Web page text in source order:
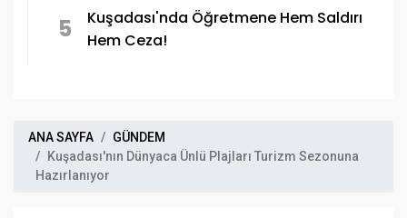
5
Kuşadası'nda Öğretmene Hem Saldırı
Hem Ceza!
ANA SAYFA
GÜNDEM
Kuşadası'nın Dünyaca Ünlü Plajları Turizm Sezonuna
Hazırlanıyor